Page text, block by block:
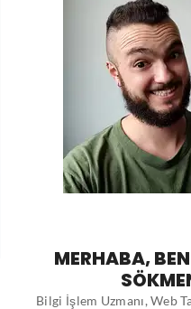
MERHABA,
Bilgi İşlem Uzmanı, Web